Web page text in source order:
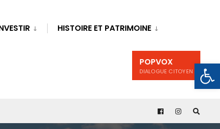
HISTOIRE ET PATRIMOINE
POPVOX
DIALOGUE CITOYEN